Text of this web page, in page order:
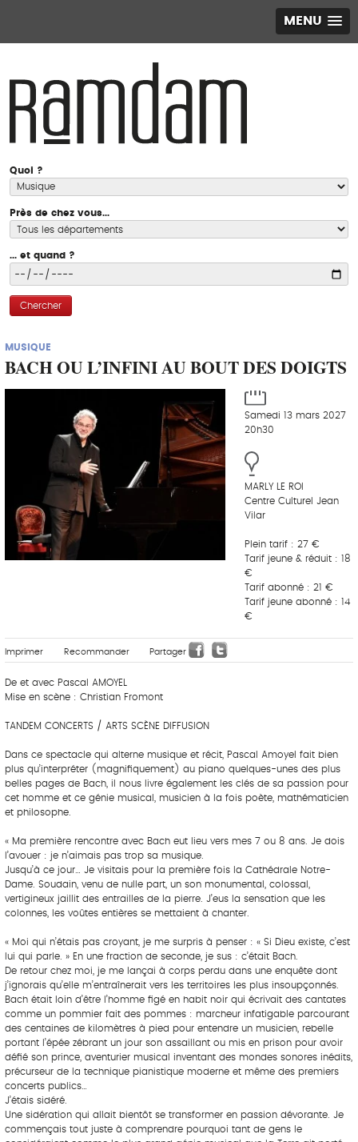
MENU
Quoi ?
Près de chez vous...
... et quand ?
Chercher
MUSIQUE
BACH OU L’INFINI AU BOUT DES DOIGTS
Samedi 13 mars 2027
20h30
MARLY LE ROI
Centre Culturel Jean
Vilar
Plein tarif : 27 €
Tarif jeune & réduit : 18
€
Tarif abonné : 21 €
Tarif jeune abonné : 14
€
Imprimer Recommander Partager
De et avec Pascal AMOYEL
Mise en scène : Christian Fromont
TANDEM CONCERTS / ARTS SCÈNE DIFFUSION
Dans ce spectacle qui alterne musique et récit, Pascal Amoyel fait bien
plus qu’interpréter (magnifiquement) au piano quelques-unes des plus
belles pages de Bach, il nous livre également les clés de sa passion pour
cet homme et ce génie musical, musicien à la fois poète, mathématicien
et philosophe.
« Ma première rencontre avec Bach eut lieu vers mes 7 ou 8 ans. Je dois
l’avouer : je n’aimais pas trop sa musique.
Jusqu’à ce jour… Je visitais pour la première fois la Cathédrale Notre-
Dame. Soudain, venu de nulle part, un son monumental, colossal,
vertigineux jaillit des entrailles de la pierre. J’eus la sensation que les
colonnes, les voûtes entières se mettaient à chanter.
« Moi qui n’étais pas croyant, je me surpris à penser : « Si Dieu existe, c’est
lui qui parle. » En une fraction de seconde, je sus : c’était Bach.
De retour chez moi, je me lançai à corps perdu dans une enquête dont
j’ignorais qu’elle m’entraînerait vers les territoires les plus insoupçonnés.
Bach était loin d’être l’homme figé en habit noir qui écrivait des cantates
comme un pommier fait des pommes : marcheur infatigable parcourant
des centaines de kilomètres à pied pour entendre un musicien, rebelle
portant l’épée zébrant un jour son assaillant ou mis en prison pour avoir
défié son prince, aventurier musical inventant des mondes sonores inédits,
précurseur de la technique pianistique moderne et même des premiers
concerts publics…
J’étais sidéré.
Une sidération qui allait bientôt se transformer en passion dévorante. Je
commençais tout juste à comprendre pourquoi tant de gens le